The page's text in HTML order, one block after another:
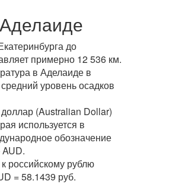
до
примерно 12 536 км.
в Аделаиде в
уровень осадков
(Australian Dollar)
используется в
обозначение
российскому рублю
= 58.1439 руб.